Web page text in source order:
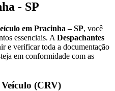
- SP
em Pracinha – SP, você
essenciais. A Despachantes
e verificar toda a documentação
em conformidade com as
(CRV)